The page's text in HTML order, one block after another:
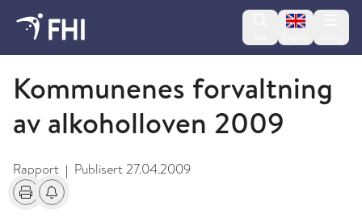
Change
2009 og eldre publikasjoner fra FHI
Kommunenes forvaltning
av alkoholloven 2009
Rapport | Publisert27.04.2009
Skriv utFå varsel om endringer